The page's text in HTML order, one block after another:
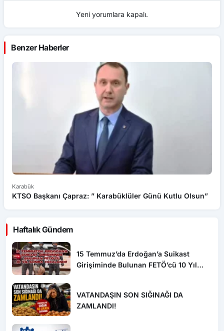
Yeni yorumlara kapalı.
Benzer Haberler
Karabük
KTSO Başkanı Çapraz: ” Karabüklüler Günü Kutlu Olsun”
Haftalık Gündem
15 Temmuz’da Erdoğan’a Suikast
Girişiminde Bulunan FETÖ’cü 10 Yıl
VATANDAŞIN SON SIĞINAĞI DA
ZAMLANDI!